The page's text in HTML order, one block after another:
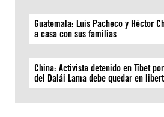
Guatemala: Luis Pacheco y Héctor
a casa con sus familias
China: Activista detenido en Tíbet
del Dalái Lama debe quedar en